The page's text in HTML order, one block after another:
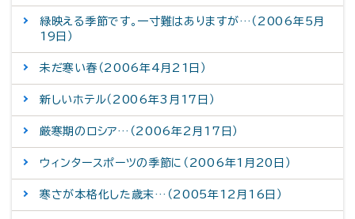
緑映える季節です。一寸難はありますが…（2006年5月
19日）
未だ寒い春（2006年4月21日）
新しいホテル（2006年3月17日）
厳寒期のロシア…（2006年2月17日）
ウィンタースポーツの季節に（2006年1月20日）
寒さが本格化した歳末…（2005年12月16日）